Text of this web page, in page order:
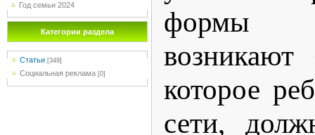
Год семьи 2024
Категории раздела
Статьи [349]
Социальная реклама [0]
формы
возникают
которое
сети,